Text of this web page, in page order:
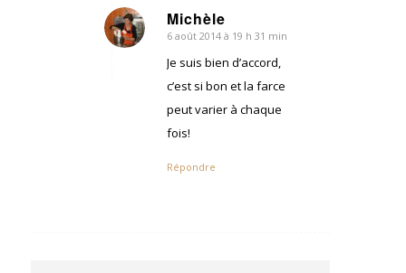
Michèle
dit
6 août 2014 à 19 h 31 min
Je suis bien d’accord,
c’est si bon et la farce
peut varier à chaque
fois!
Répondre